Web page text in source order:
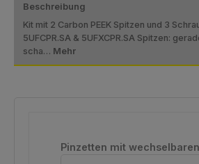
Beschreibung
Kit mit 2 Carbon PEEK Spitzen und 3
5UFCPR.SA & 5UFXCPR.SA Spitzen:
scha… Mehr
Produktgalerie überspringen
Pinzetten mit